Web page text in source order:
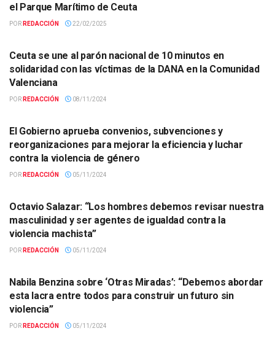
el Parque Marítimo de Ceuta
POR REDACCIÓN 22/02/2025
Ceuta se une al parón nacional de 10 minutos en
solidaridad con las víctimas de la DANA en la Comunidad
Valenciana
POR REDACCIÓN 08/11/2024
El Gobierno aprueba convenios, subvenciones y
reorganizaciones para mejorar la eficiencia y luchar
contra la violencia de género
POR REDACCIÓN 05/11/2024
Octavio Salazar: “Los hombres debemos revisar nuestra
masculinidad y ser agentes de igualdad contra la
violencia machista”
POR REDACCIÓN 05/11/2024
Nabila Benzina sobre ‘Otras Miradas’: “Debemos abordar
esta lacra entre todos para construir un futuro sin
violencia”
POR REDACCIÓN 05/11/2024